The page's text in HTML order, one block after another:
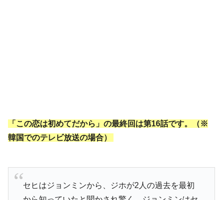
「この恋は初めてだから」の最終回は第16話です。（※
韓国でのテレビ放送の場合）
セヒはジョンミンから、ジホが2人の過去を最初